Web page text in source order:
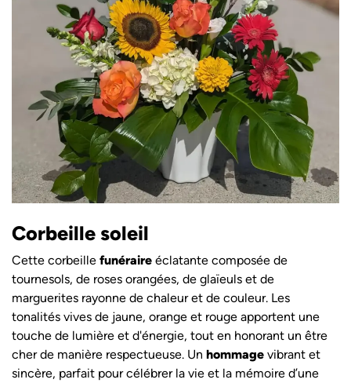
Corbeille soleil
Cette corbeille funéraire éclatante composée de
tournesols, de roses orangées, de glaïeuls et de
marguerites rayonne de chaleur et de couleur. Les
tonalités vives de jaune, orange et rouge apportent une
touche de lumière et d'énergie, tout en honorant un être
cher de manière respectueuse. Un hommage vibrant et
sincère, parfait pour célébrer la vie et la mémoire d’une